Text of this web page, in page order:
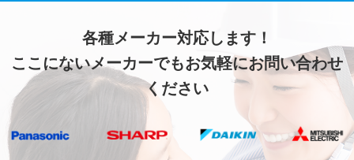
各種メーカー対応します！
ここにないメーカーでもお気軽にお問い合わせ
ください